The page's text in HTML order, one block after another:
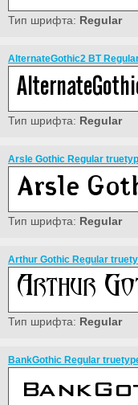
Тип шрифта: Regular
AlternateGothic2 BT
Тип шрифта: Regular
Arsle Gothic Regular
Тип шрифта: Regular
Arthur Gothic Regular
Тип шрифта: Regular
BankGothic Regular